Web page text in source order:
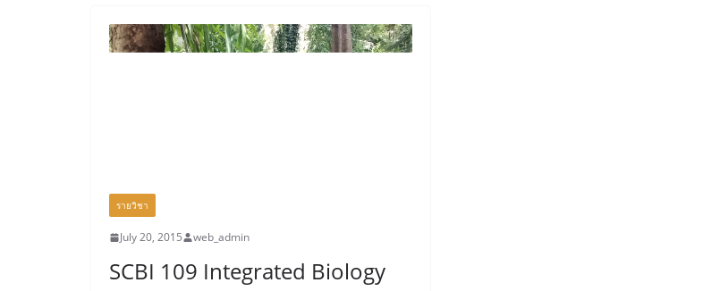
รายวิชา
July 20, 2015 web_admin
SCBI 109 Integrated Biology